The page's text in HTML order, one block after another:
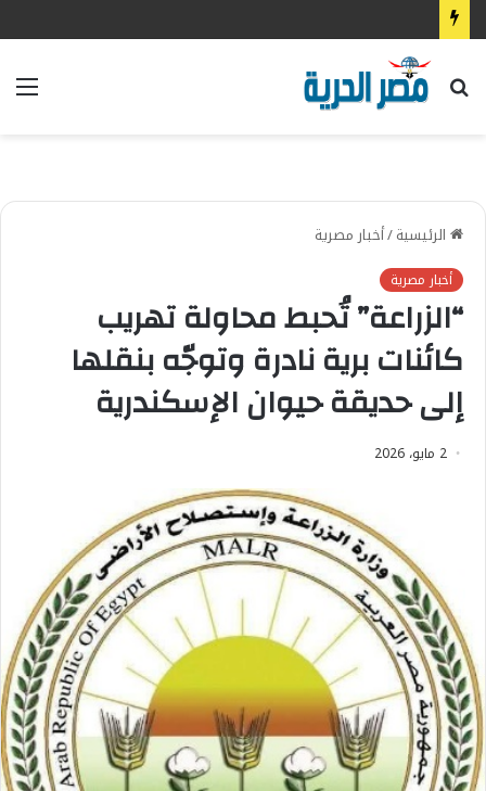
بحث
الرئيسية/أخبار مصرية
أخبار مصرية
“الزراعة” تُحبط محاولة تهريب
كائنات برية نادرة وتوجّه بنقلها
إلى حديقة حيوان الإسكندرية
2 مايو، 2026